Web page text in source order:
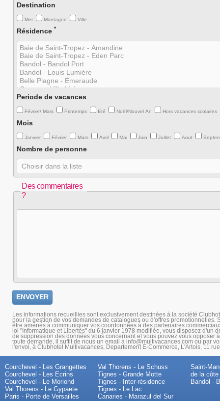
Destination
Mer Montagne Ville
Résidence*
Periode de vacances
Février/ Mars Printemps Eté Noël/Nouvel An Hors vacances scolaires
Mois
Janvier Février Mars Avril Mai Juin Juillet Aout
Nombre de personne
Des commentaires
?
Les informations recueillies sont exclusivement destinées à la société
pour la gestion de vos demandes de catalogues ou d'offres promotionnelles.
être amenés à communiquer vos coordonnées à des partenaires
loi "Informatique et Libertés" du 6 janvier 1978 modifiée, vous disposez d'un
de suppression des données vous concernant et vous pouvez vous opposer
toute demande, il suffit de nous un email à info@multivacances.com ou par
l'envoi, à Clubhotel Multivacances, Departement E-Commerce, L'Artois, 11
Courchevel - Les Grangettes
Courchevel - Les Ecrins
Courchevel - Le Moriond
Val Thorens - Le Gypaete
Paris - Porte de Versailles
Val Thorens - Le Schuss
Tignes - Grande Motte
Tignes - Inter-résidence
Tignes - Le Lac
Canaries - Marazul del Sur
Saint-
de la côte
Bandol -